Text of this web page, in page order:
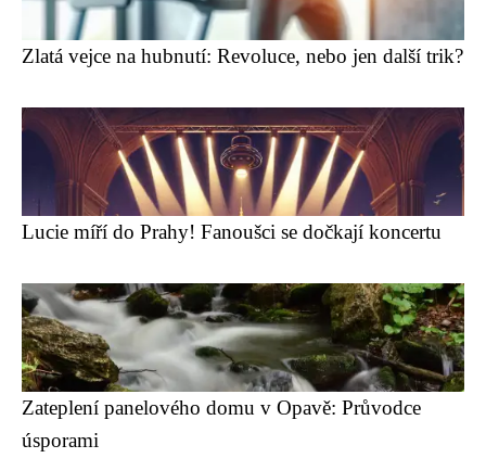
Zlatá vejce na hubnutí: Revoluce, nebo jen další trik?
Lucie míří do Prahy! Fanoušci se dočkají koncertu
Zateplení panelového domu v Opavě: Průvodce
úsporami